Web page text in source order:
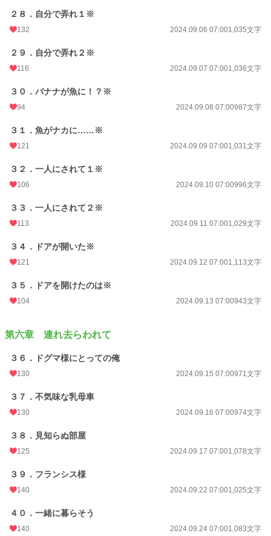
２８．自分で弄れ１※
132 2024.09.06 07:001,035文字
２９．自分で弄れ２※
116 2024.09.07 07:001,036文字
３０．バナナが魚に！？※
94 2024.09.08 07:00987文字
３１．魚がナカに……※
121 2024.09.09 07:001,031文字
３２．一人にされて１※
106 2024.09.10 07:00996文字
３３．一人にされて２※
113 2024.09.11 07:001,029文字
３４．ドアが開いた※
121 2024.09.12 07:001,113文字
３５．ドアを開けたのは※
104 2024.09.13 07:00943文字
第六章 連れ去らわれて
３６．ドグマ様にとっての俺
130 2024.09.15 07:00971文字
３７．不気味な乳母車
130 2024.09.16 07:00974文字
３８．見知らぬ部屋
125 2024.09.17 07:001,078文字
３９．フランシス様
140 2024.09.22 07:001,025文字
４０．一緒に暮らそう
140 2024.09.24 07:001,083文字